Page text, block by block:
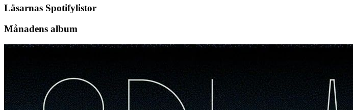
Läsarnas Spotifylistor
Månadens album